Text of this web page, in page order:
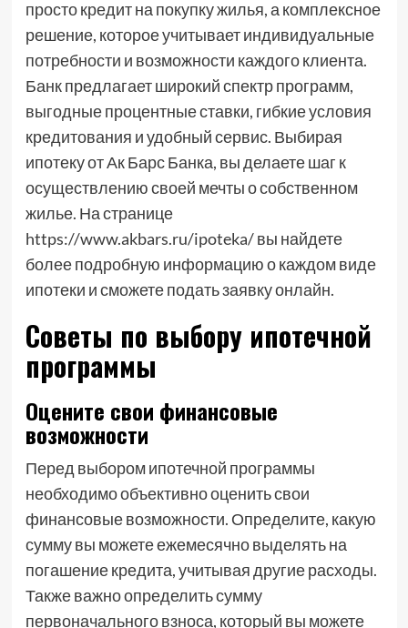
просто кредит на покупку жилья, а комплексное
решение, которое учитывает индивидуальные
потребности и возможности каждого клиента.
Банк предлагает широкий спектр программ,
выгодные процентные ставки, гибкие условия
кредитования и удобный сервис. Выбирая
ипотеку от Ак Барс Банка, вы делаете шаг к
осуществлению своей мечты о собственном
жилье. На странице
https://www.akbars.ru/ipoteka/ вы найдете
более подробную информацию о каждом виде
ипотеки и сможете подать заявку онлайн.
Советы по выбору ипотечной
программы
Оцените свои финансовые
возможности
Перед выбором ипотечной программы
необходимо объективно оценить свои
финансовые возможности. Определите, какую
сумму вы можете ежемесячно выделять на
погашение кредита, учитывая другие расходы.
Также важно определить сумму
первоначального взноса, который вы можете